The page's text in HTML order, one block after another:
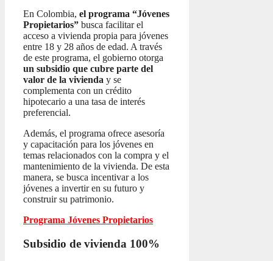
En Colombia, el programa “Jóvenes
Propietarios” busca facilitar el
acceso a vivienda propia para jóvenes
entre 18 y 28 años de edad. A través
de este programa, el gobierno otorga
un subsidio que cubre parte del
valor de la vivienda y se
complementa con un crédito
hipotecario a una tasa de interés
preferencial.
Además, el programa ofrece asesoría
y capacitación para los jóvenes en
temas relacionados con la compra y el
mantenimiento de la vivienda. De esta
manera, se busca incentivar a los
jóvenes a invertir en su futuro y
construir su patrimonio.
Programa Jóvenes Propietarios
Subsidio de vivienda 100%